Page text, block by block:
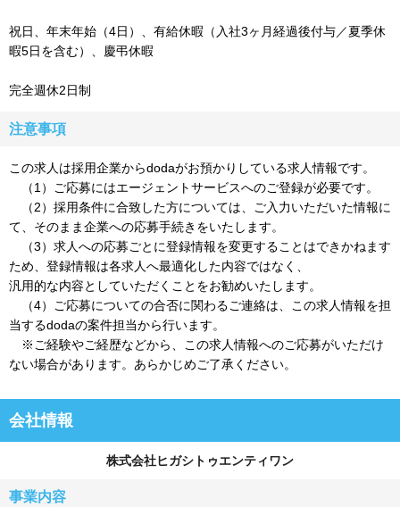
祝日、年末年始（4日）、有給休暇（入社3ヶ月経過後付与／夏季休
暇5日を含む）、慶弔休暇
完全週休2日制
注意事項
この求人は採用企業からdodaがお預かりしている求人情報です。
（1）ご応募にはエージェントサービスへのご登録が必要です。
（2）採用条件に合致した方については、ご入力いただいた情報に
て、そのまま企業への応募手続きをいたします。
（3）求人への応募ごとに登録情報を変更することはできかねます
ため、登録情報は各求人へ最適化した内容ではなく、
汎用的な内容としていただくことをお勧めいたします。
（4）ご応募についての合否に関わるご連絡は、この求人情報を担
当するdodaの案件担当から行います。
※ご経験やご経歴などから、この求人情報へのご応募がいただけ
ない場合があります。あらかじめご了承ください。
会社情報
株式会社ヒガシトゥエンティワン
事業内容